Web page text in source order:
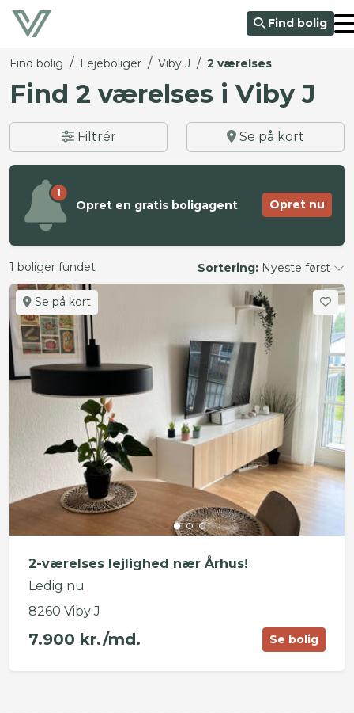
Find bolig
Find bolig / Lejeboliger / Viby J / 2 værelses
Find 2 værelses i Viby J
Filtrér Se på kort
1
Opret en gratis boligagent Opret nu
1 boliger fundet Sortering: Nyeste først
Se på kort
2-værelses lejlighed nær Århus!
Ledig nu
8260 Viby J
7.900 kr./md. Se bolig